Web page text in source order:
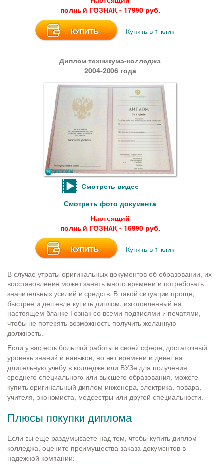
полный ГОЗНАК - 17990 руб.
КУПИТЬ Купить в 1 клик
Диплом техникума-колледжа
2004-2006 года
Смотреть видео
Смотреть фото документа
Настоящий
полный ГОЗНАК - 16990 руб.
КУПИТЬ Купить в 1 клик
В случае утраты оригинальных документов об образовании, их
восстановление может занять много времени и потребовать
значительных усилий и средств. В такой ситуации проще,
быстрее и дешевле купить диплом, изготовленный на
настоящем бланке Гознак со всеми подписями и печатями,
чтобы не потерять возможность получить желанную
должность.
Если у вас есть большой работы в своей сфере, достаточный
уровень знаний и навыков, но нет времени и денег на
длительную учебу в колледже или ВУЗе для получения
среднего специального или высшего образования, можете
купить оригинальный диплом инженера, электрика, повара,
учителя, экономиста, медсестры или другой специальности.
Плюсы покупки диплома
Если вы еще раздумываете над тем, чтобы купить диплом
колледжа, оцените преимущества заказа документов в
надежной компании: